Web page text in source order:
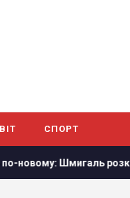
СПОРТ
розкрив деталі